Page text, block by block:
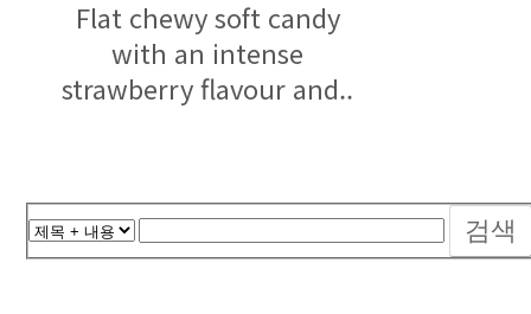
Flat chewy soft candy
with an intense
strawberry flavour and..
검색